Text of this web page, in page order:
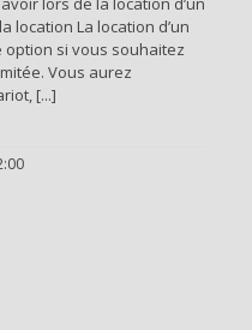
location La location d’un
si vous souhaitez
Vous aurez
[...]